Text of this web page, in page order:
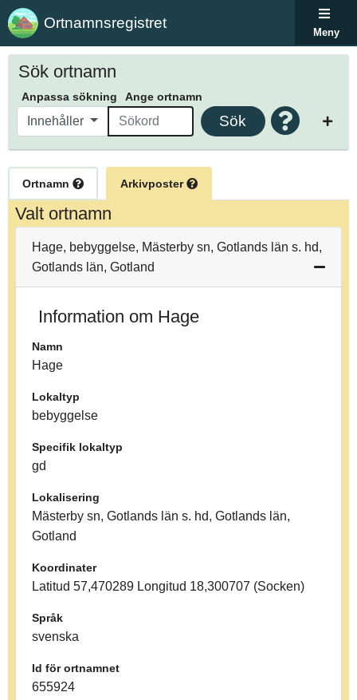
Ortnamnsregistret
Meny
Sök ortnamn
Anpassa sökning Ange ortnamn
Innehåller Sök
Ortnamn Arkivposter
Valt ortnamn
Hage, bebyggelse, Mästerby sn, Gotlands län s. hd,
Gotlands län, Gotland
Information om Hage
Namn
Hage
Lokaltyp
bebyggelse
Specifik lokaltyp
gd
Lokalisering
Mästerby sn, Gotlands län s. hd, Gotlands län,
Gotland
Koordinater
Latitud 57,470289 Longitud 18,300707 (Socken)
Språk
svenska
Id för ortnamnet
655924